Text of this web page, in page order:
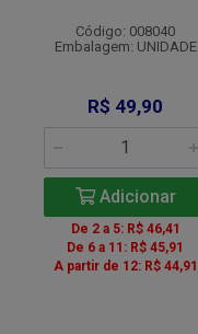
Código: 008040
Embalagem: UNIDADE
R$ 49,90
Adicionar
De 2 a 5: R$ 46,41
De 6 a 11: R$ 45,91
A partir de 12: R$ 44,91